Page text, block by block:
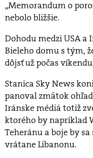
„Memorandum o
nebolo bližšie.
Dohodu medzi USA
Bieleho domu s tým,
dôjsť už počas
Stanica Sky News
panoval zmätok
Iránske médiá totiž
ktorého by napríklad
Teheránu a boje by
vrátane Libanonu.